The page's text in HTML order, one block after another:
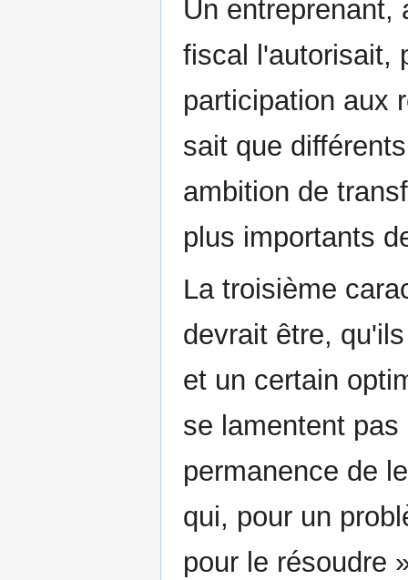
Un entreprenant,
fiscal l'autorisait,
participation aux
sait que
ambition de
plus importants
La troisième
devrait être,
et un certain
se lamentent
permanence de
qui, pour un
pour le résoudre